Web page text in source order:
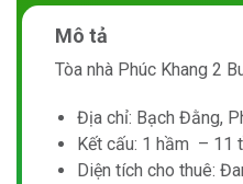
Mô tả
Tòa nhà Phúc Khang 2
Địa chỉ: Bạch Đằng,
Kết cấu: 1 hầm – 11
Diện tích cho thuê: